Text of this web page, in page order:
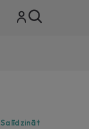
Salīdzināt